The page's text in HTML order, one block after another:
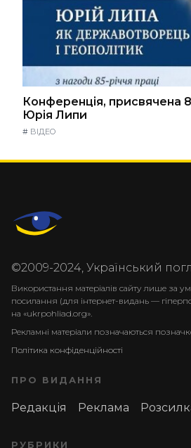
Конференція, присвячена
Юрія Липи
# ВІДЕО
©2009-2024, Український
Використання матеріалів сайту лише за
посилання (для інтернет-видань —
на «ukrpohliad.org».
Рекламні матеріали позначаються
Політика конфіденційності
ПРО ВИДАННЯ
Редакція Реклама
РУБРИКИ